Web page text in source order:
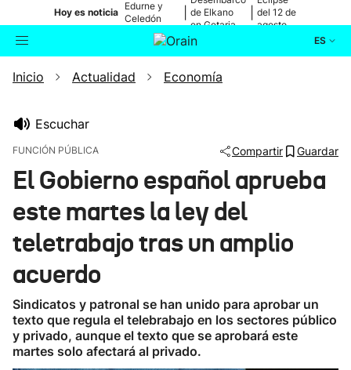
Hoy es noticia
Edurne y
Celedón
de Elkano
en Getaria
del 12 de
agosto
ES
Buscador Actualidad
Ikusmiran
Eguraldia
Inicio Actualidad Economía
Escuchar
FUNCIÓN PÚBLICA Compartir Guardar
El Gobierno español aprueba
este martes la ley del
teletrabajo tras un amplio
acuerdo
Sindicatos y patronal se han unido para aprobar un
texto que regula el telebrabajo en los sectores público
y privado, aunque el texto que se aprobará este
martes solo afectará al privado.